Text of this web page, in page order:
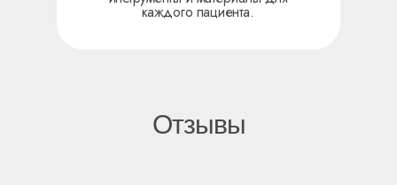
каждого пациента.
Отзывы
ОМНИКЕР